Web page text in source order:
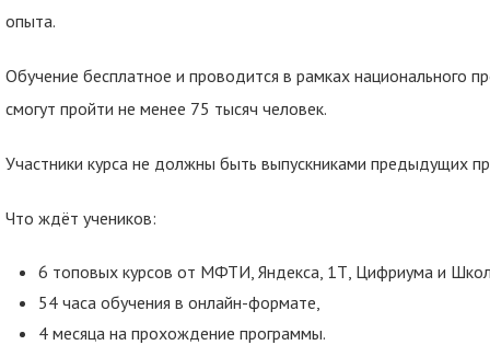
опыта.
Обучение бесплатное и проводится в рамках национального
смогут пройти не менее 75 тысяч человек.
Участники курса не должны быть выпускниками предыдущих
Что ждёт учеников:
6 топовых курсов от МФТИ, Яндекса, 1Т, Цифриума и
54 часа обучения в онлайн-формате,
4 месяца на прохождение программы.